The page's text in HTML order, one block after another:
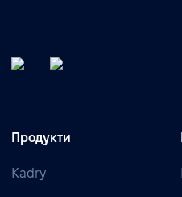
Продукти
Kadry